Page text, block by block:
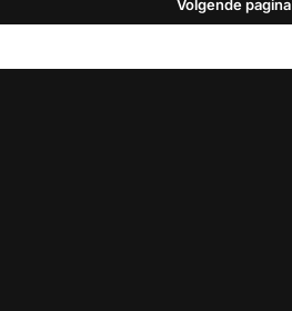
Volgende pagina